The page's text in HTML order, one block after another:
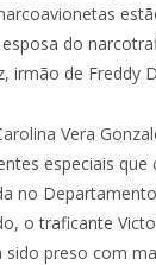
do
irmão de Freddy
Vera
especiais que
no
o traficante
sido preso com